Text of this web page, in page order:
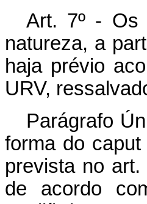
Art. 7º - Os
natureza, a
haja prévio
URV,
Parágrafo
forma do
prevista no art.
de acordo